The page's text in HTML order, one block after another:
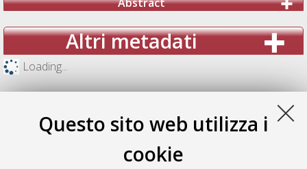
Questo sito web utilizza i
cookie
Altri metadati
Loading...